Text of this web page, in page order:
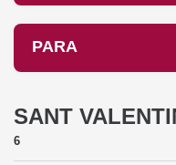
PARA
SANT
6